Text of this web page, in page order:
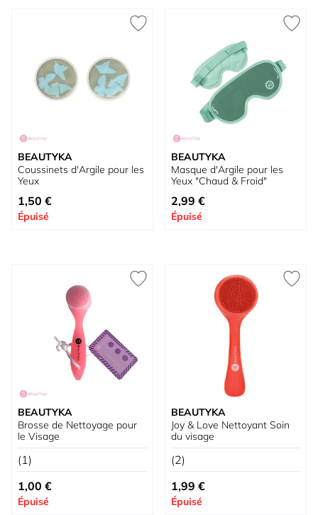
BEAUTYKA
Coussinets d'Argile pour les
Yeux
1,50 €
Épuisé
BEAUTYKA
Masque d'Argile pour les
Yeux "Chaud & Froid"
2,99 €
Épuisé
BEAUTYKA
Brosse de Nettoyage pour
le Visage
(1)
1,00 €
Épuisé
BEAUTYKA
Joy & Love Nettoyant Soin
du visage
(2)
1,99 €
Épuisé